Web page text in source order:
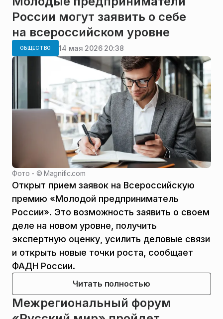
России могут заявить о себе
на всероссийском уровне
ОБЩЕСТВО 14 мая 2026 20:38
Фото - ©Magnific.com
Открыт прием заявок на Всероссийскую
премию «Молодой предприниматель
России». Это возможность заявить о своем
деле на новом уровне, получить
экспертную оценку, усилить деловые связи
и открыть новые точки роста, сообщает
ФАДН России.
Читать полностью
Межрегиональный форум